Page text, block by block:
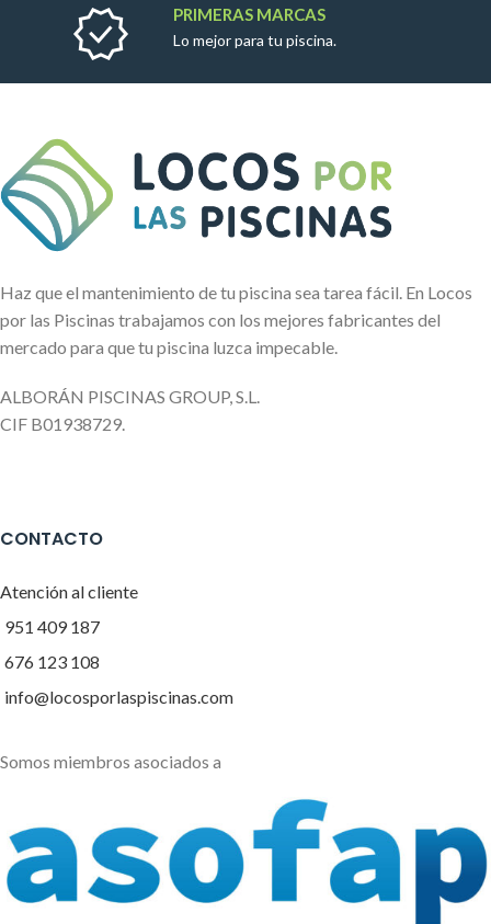
PRIMERAS MARCAS
Lo mejor para tu piscina.
Haz que el mantenimiento de tu piscina sea tarea fácil. En Locos
por las Piscinas trabajamos con los mejores fabricantes del
mercado para que tu piscina luzca impecable.
ALBORÁN PISCINAS GROUP, S.L.
CIF B01938729.
CONTACTO
Atención al cliente
951 409 187
676 123 108
info@locosporlaspiscinas.com
Somos miembros asociados a